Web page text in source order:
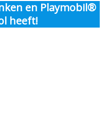
en Playmobil®
heeft!